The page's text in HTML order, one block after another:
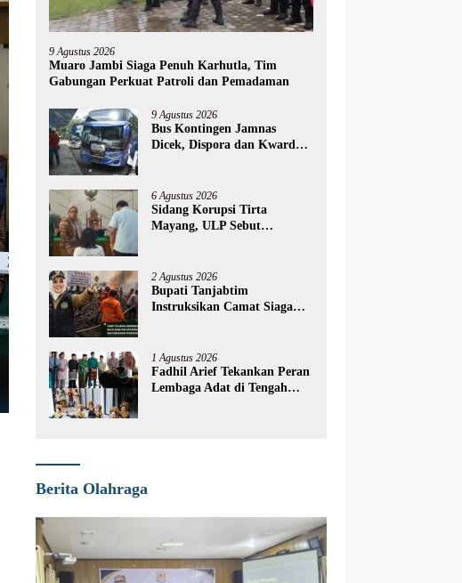
9 Agustus 2026
Muaro Jambi Siaga Penuh Karhutla, Tim
Gabungan Perkuat Patroli dan Pemadaman
9 Agustus 2026
Bus Kontingen Jamnas
Dicek, Dispora dan Kwarda
6 Agustus 2026
Sidang Korupsi Tirta
Mayang, ULP Sebut
2 Agustus 2026
Bupati Tanjabtim
Instruksikan Camat Siaga
1 Agustus 2026
Fadhil Arief Tekankan Peran
Lembaga Adat di Tengah
Berita Olahraga